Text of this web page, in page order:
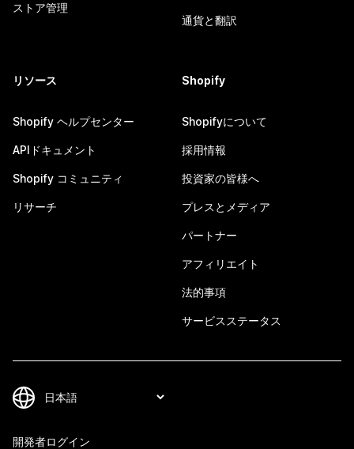
ストア管理
通貨と翻訳
リソース
Shopify ヘルプセンター
APIドキュメント
Shopify コミュニティ
リサーチ
Shopify
Shopifyについて
採用情報
投資家の皆様へ
プレスとメディア
パートナー
アフィリエイト
法的事項
サービスステータス
開発者ログイン